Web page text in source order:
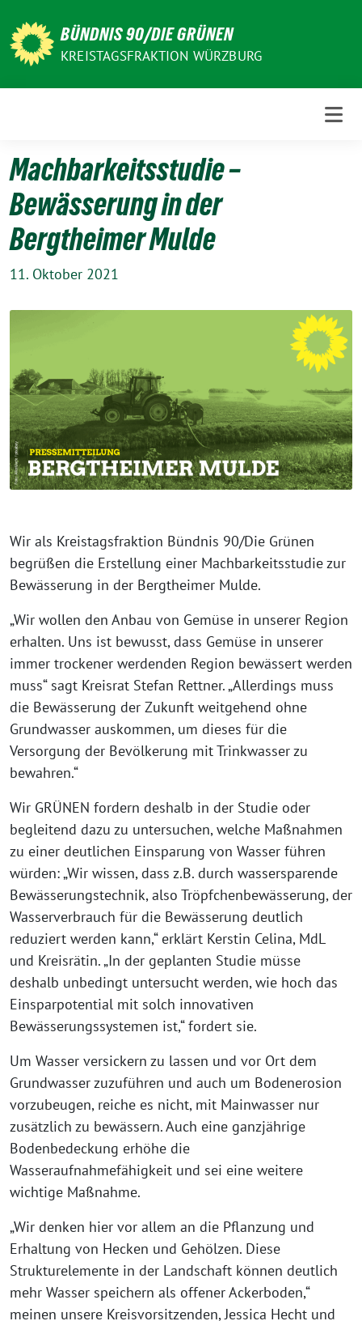
zum
Inhalt
BÜNDNIS 90/DIE GRÜNEN
KREISTAGSFRAKTION WÜRZBURG
Machbarkeitsstudie –
Bewässerung in der
Bergtheimer Mulde
11. Oktober 2021
Wir als Kreistagsfraktion Bündnis 90/Die Grünen
begrüßen die Erstellung einer Machbarkeitsstudie zur
Bewässerung in der Bergtheimer Mulde.
„Wir wollen den Anbau von Gemüse in unserer Region
erhalten. Uns ist bewusst, dass Gemüse in unserer
immer trockener werdenden Region bewässert werden
muss“ sagt Kreisrat Stefan Rettner. „Allerdings muss
die Bewässerung der Zukunft weitgehend ohne
Grundwasser auskommen, um dieses für die
Versorgung der Bevölkerung mit Trinkwasser zu
bewahren.“
Wir GRÜNEN fordern deshalb in der Studie oder
begleitend dazu zu untersuchen, welche Maßnahmen
zu einer deutlichen Einsparung von Wasser führen
würden: „Wir wissen, dass z.B. durch wassersparende
Bewässerungstechnik, also Tröpfchenbewässerung, der
Wasserverbrauch für die Bewässerung deutlich
reduziert werden kann,“ erklärt Kerstin Celina, MdL
und Kreisrätin. „In der geplanten Studie müsse
deshalb unbedingt untersucht werden, wie hoch das
Einsparpotential mit solch innovativen
Bewässerungssystemen ist,“ fordert sie.
Um Wasser versickern zu lassen und vor Ort dem
Grundwasser zuzuführen und auch um Bodenerosion
vorzubeugen, reiche es nicht, mit Mainwasser nur
zusätzlich zu bewässern. Auch eine ganzjährige
Bodenbedeckung erhöhe die
Wasseraufnahmefähigkeit und sei eine weitere
wichtige Maßnahme.
„Wir denken hier vor allem an die Pflanzung und
Erhaltung von Hecken und Gehölzen. Diese
Strukturelemente in der Landschaft können deutlich
mehr Wasser speichern als offener Ackerboden,“
meinen unsere Kreisvorsitzenden, Jessica Hecht und